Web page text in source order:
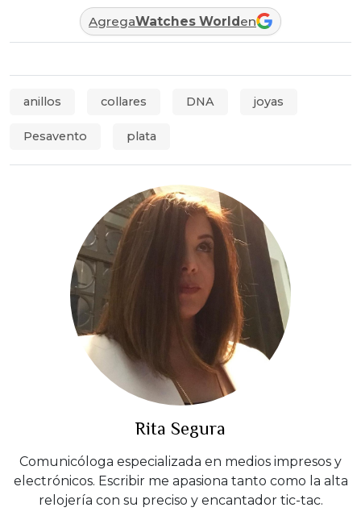
AgregaWatches Worlden
anillos collares DNA joyas
Pesavento plata
Rita Segura
Comunicóloga especializada en medios impresos y
electrónicos. Escribir me apasiona tanto como la alta
relojería con su preciso y encantador tic-tac.